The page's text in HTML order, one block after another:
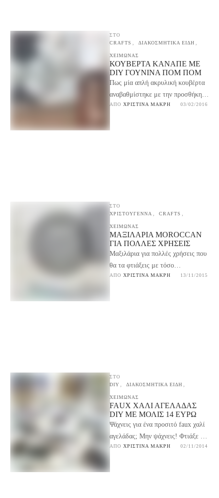
ΣΤΟ
CRAFTS
ΔΙΑΚΟΣΜΗΤΙΚΑ ΕΙΔΗ
ΧΕΙΜΩΝΑΣ
ΚΟΥΒΈΡΤΑ ΚΑΝΑΠΈ ΜΕ
DIY ΓΟΎΝΙΝΑ ΠΟΜ ΠΟΜ
Πως μία απλή ακρυλική κουβέρτα
αναβαθμίστηκε με την προσθήκη
γούνινων πομ πομ, μάθε να τα
ΑΠΌ ΧΡΙΣΤΊΝΑ ΜΑΚΡΉ 03/02/2016
ΣΤΟ
ΧΡΙΣΤΟΥΓΕΝΝΑ
CRAFTS
ΧΕΙΜΩΝΑΣ
ΜΑΞΙΛΆΡΙΑ MOROCCAN
ΓΙΑ ΠΟΛΛΈΣ ΧΡΉΣΕΙΣ
Μαξιλάρια για πολλές χρήσεις που
θα τα φτιάξεις με τόσο
διαφορετικά υλικά. Μπορείς να τα
ΑΠΌ ΧΡΙΣΤΊΝΑ ΜΑΚΡΉ 13/11/2015
ΣΤΟ
DIY
ΔΙΑΚΟΣΜΗΤΙΚΑ ΕΙΔΗ
ΧΕΙΜΩΝΑΣ
FAUX ΧΑΛΊ ΑΓΕΛΆΔΑΣ
DIY ΜΕ ΜΌΛΙΣ 14 ΕΥΡΏ
Ψάχνεις για ένα προσιτό faux χαλί
αγελάδας; Μην ψάχνεις! Φτιάξε το
δικό σου χαλί σε οποιοδήποτε
ΑΠΌ ΧΡΙΣΤΊΝΑ ΜΑΚΡΉ 02/11/2014